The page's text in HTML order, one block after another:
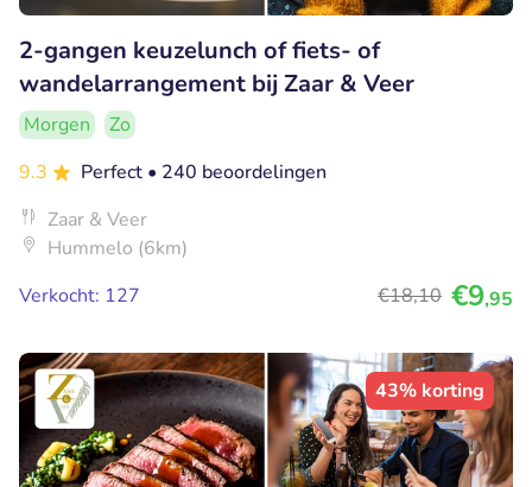
2-gangen keuzelunch of fiets- of
wandelarrangement bij Zaar & Veer
Morgen
Zo
9.3
Perfect • 240 beoordelingen
Zaar & Veer
Hummelo (6km)
Verkocht: 127
€18,10 €9,95
43% korting